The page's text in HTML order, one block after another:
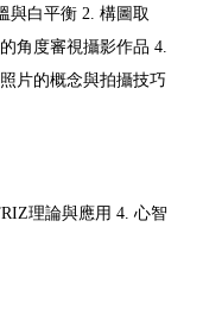
與白平衡 2. 構圖取
角度審視攝影作品 4.
片的概念與拍攝技巧
理論與應用 4. 心智